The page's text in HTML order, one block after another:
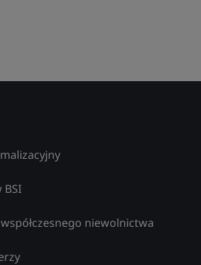
BSI
niewolnictwa